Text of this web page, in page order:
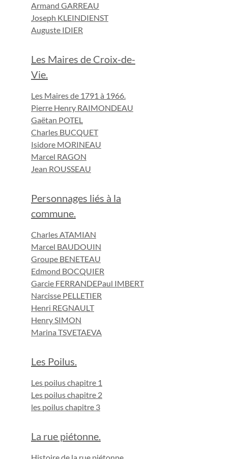
Armand GARREAU
Joseph KLEINDIENST
Auguste IDIER
Les Maires de Croix-de-
Vie.
Les Maires de 1791 à 1966.
Pierre Henry RAIMONDEAU
Gaëtan POTEL
Charles BUCQUET
Isidore MORINEAU
Marcel RAGON
Jean ROUSSEAU
Personnages liés à la
commune.
Charles ATAMIAN
Marcel BAUDOUIN
Groupe BENETEAU
Edmond BOCQUIER
Garcie FERRANDEPaul IMBERT
Narcisse PELLETIER
Henri REGNAULT
Henry SIMON
Marina TSVETAEVA
Les Poilus.
Les poilus chapitre 1
Les poilus chapitre 2
les poilus chapitre 3
La rue piétonne.